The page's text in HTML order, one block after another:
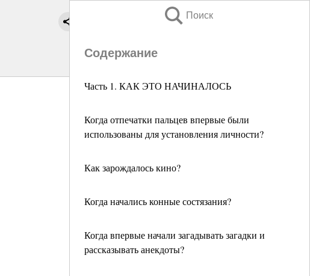
Поиск
Содержание
Часть 1. КАК ЭТО НАЧИНАЛОСЬ
Когда отпечатки пальцев впервые были
использованы для установления личности?
Как зарождалось кино?
Когда начались конные состязания?
Когда впервые начали загадывать загадки и
рассказывать анекдоты?